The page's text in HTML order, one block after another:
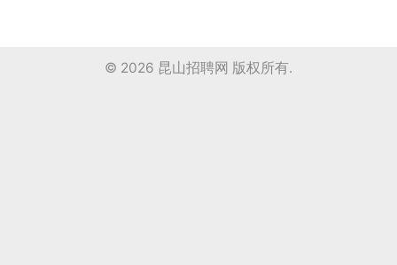
© 2026 昆山招聘网 版权所有.